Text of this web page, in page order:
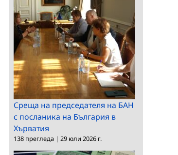
Среща на председателя на БАН
с посланика на България в
Хърватия
138 прегледа | 29 юли 2026 г.